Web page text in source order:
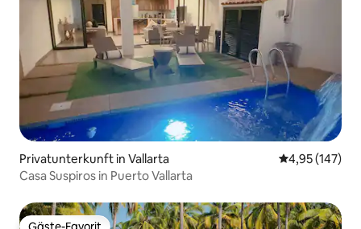
Privatunterkunft in Vallarta
4,95 (147)
Casa Suspiros in Puerto Vallarta